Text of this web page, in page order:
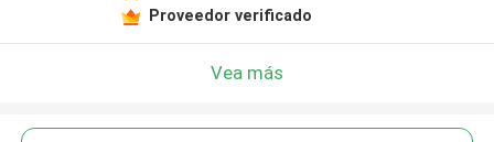
Proveedor verificado
Vea más